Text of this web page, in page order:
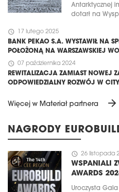
Antarktycznej
dotarł na
schedule 17 lutego 2025
BANK PEKAO S.A. WYSTAWIŁ NA
POŁOŻONĄ NA WARSZAWSKIEJ
schedule 07 października 2024
REWITALIZACJA ZAMIAST NOWEJ
ODPOWIEDZIALNY ROZWÓJ W
Więcej w Materiał partnera arrow_forward
NAGRODY
schedule 26 listopada
WSPANIALI
AWARDS
Uroczysta